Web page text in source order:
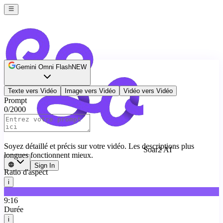
Soar2 AI
Sign In
Gemini Omni FlashNEW
Texte vers Vidéo Image vers Vidéo Vidéo vers Vidéo
Prompt
0/2000
Soyez détaillé et précis sur votre vidéo. Les descriptions plus
longues fonctionnent mieux.
Ratio d'aspect
i
9:16
Durée
i